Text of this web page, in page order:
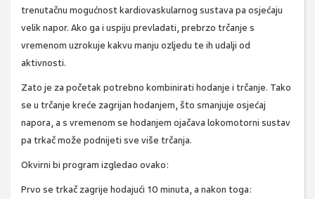
trenutačnu mogućnost kardiovaskularnog sustava pa osjećaju
velik napor. Ako ga i uspiju prevladati, prebrzo trčanje s
vremenom uzrokuje kakvu manju ozljedu te ih udalji od
aktivnosti.
Zato je za početak potrebno kombinirati hodanje i trčanje. Tako
se u trčanje kreće zagrijan hodanjem, što smanjuje osjećaj
napora, a s vremenom se hodanjem ojačava lokomotorni sustav
pa trkač može podnijeti sve više trčanja.
Okvirni bi program izgledao ovako:
Prvo se trkač zagrije hodajući 10 minuta, a nakon toga: